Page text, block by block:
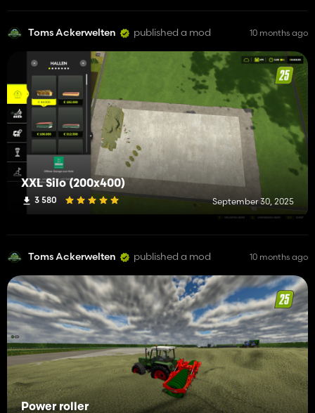
Toms Ackerwelten published a mod 10 months ago
XXL Silo (200x400)
3 580 September 30, 2025
Toms Ackerwelten published a mod 10 months ago
Power roller